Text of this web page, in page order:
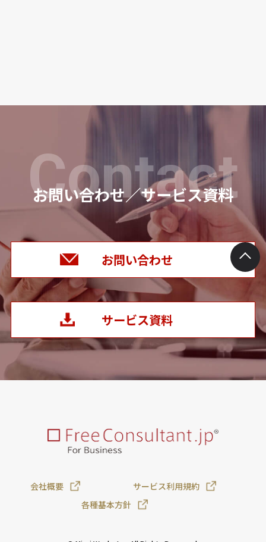
お問い合わせ／サービス資料
Contact
お問い合わせ
サービス資料
会社概要
サービス利用規約
各種基本方針